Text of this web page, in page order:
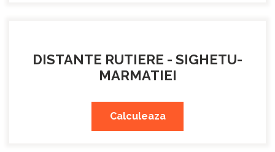
DISTANTE RUTIERE - SIGHETU-
MARMATIEI
Calculeaza